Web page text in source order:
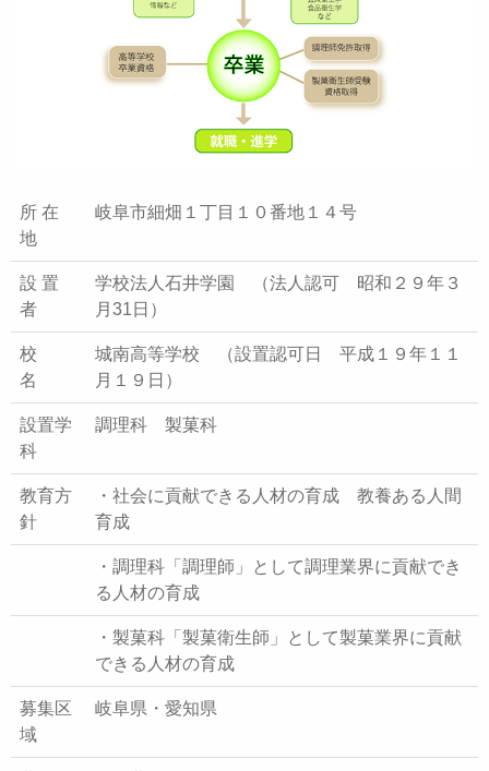
所 在
地
岐阜市細畑１丁目１０番地１４号
設 置
者
学校法人石井学園 （法人認可 昭和２９年３
月31日）
校
名
城南高等学校 （設置認可日 平成１９年１１
月１９日）
設置学
科
調理科 製菓科
教育方
針
・社会に貢献できる人材の育成 教養ある人間
育成
・調理科「調理師」として調理業界に貢献でき
る人材の育成
・製菓科「製菓衛生師」として製菓業界に貢献
できる人材の育成
募集区
域
岐阜県・愛知県